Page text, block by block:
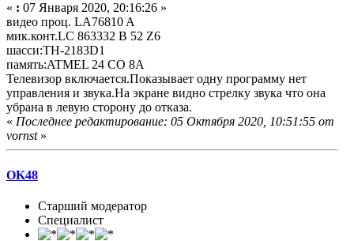
« : 07 Января 2020, 20:16:26 »
видео проц. LA76810 A
мик.конт.LC 863332 B 52 Z6
шасси:TH-2183D1
память:ATMEL 24 CO 8A
Телевизор включается.Показывает одну программу нет
управления и звука.На экране видно стрелку звука что она
убрана в левую сторону до отказа.
« Последнее редактирование: 05 Октября 2020, 10:51:55 от
vornst»
OK48
Старший модератор
Специалист